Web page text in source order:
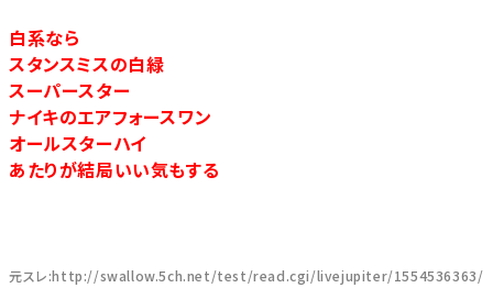
白系なら
スタンスミスの白緑
スーパースター
ナイキのエアフォースワン
オールスターハイ
あたりが結局いい気もする
元スレ:http://swallow.5ch.net/test/read.cgi/livejupiter/1554536363/